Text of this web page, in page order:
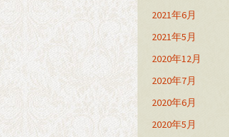
2021年6月
2021年5月
2020年12月
2020年7月
2020年6月
2020年5月